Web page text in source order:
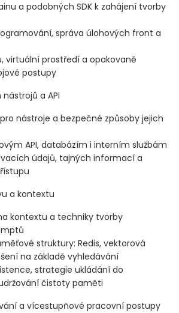
a podobných SDK k zahájení tvorby
správa úlohových front a
virtuální prostředí a opakovaně
postupy
a API
nástroje a bezpečné způsoby jejich
API, databázím i interním službám
údajů, tajných informací a
a kontextu
kontextu a techniky tvorby
struktury: Redis, vektorová
na základě vyhledávání
strategie ukládání do
čistoty paměti
a vícestupňové pracovní postupy